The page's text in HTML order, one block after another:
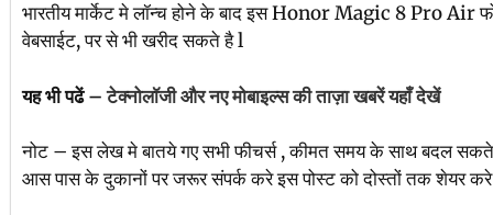
भारतीय मार्केट मे लॉन्च होने के बाद इस Honor Magic 8 Pro Air
वेबसाईट, पर से भी खरीद सकते है l
यह भी पढें –टेक्नोलॉजी और नए मोबाइल्स की ताज़ा खबरें यहाँ देखें
नोट – इस लेख मे बातये गए सभी फीचर्स , कीमत समय के साथ बदल
आस पास के दुकानों पर जरूर संपर्क करे इस पोस्ट को दोस्तों तक शेयर